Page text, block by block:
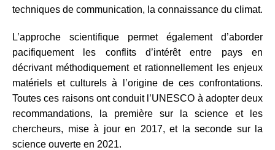
techniques de communication, la connaissance du climat.
L’approche scientifique permet également d’aborder
pacifiquement les conflits d’intérêt entre pays en
décrivant méthodiquement et rationnellement les enjeux
matériels et culturels à l’origine de ces confrontations.
Toutes ces raisons ont conduit l’UNESCO à adopter deux
recommandations, la première sur la science et les
chercheurs, mise à jour en 2017, et la seconde sur la
science ouverte en 2021.